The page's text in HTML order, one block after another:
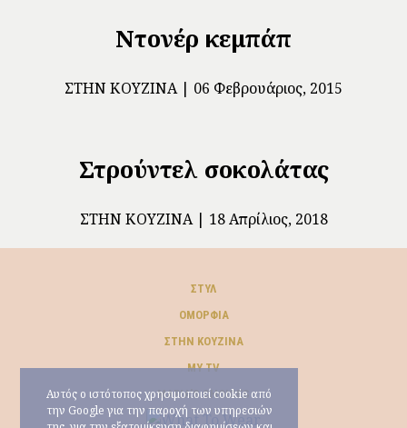
Ντονέρ κεμπάπ
ΣΤΗΝ ΚΟΥΖΊΝΑ 06 Φεβρουάριος, 2015
Στρούντελ σοκολάτας
ΣΤΗΝ ΚΟΥΖΊΝΑ 18 Απρίλιος, 2018
ΣΤΥΛ
ΟΜΟΡΦΙΆ
ΣΤΗΝ ΚΟΥΖΊΝΑ
MY TV
ΜARIA’S CHOICES
Αυτός ο ιστότοπος χρησιμοποιεί cookie από
την Google για την παροχή των υπηρεσιών